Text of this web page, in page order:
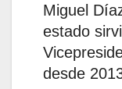
Miguel
estado
desde